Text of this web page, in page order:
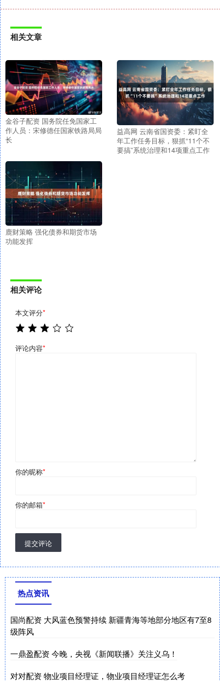
相关文章
金谷子配资 国务院任免国家工
作人员：宋修德任国家铁路局局
长
益高网 云南省国资委：紧盯全
年工作任务目标，狠抓“11个不
要搞”系统治理和14项重点工作
鹿财策略 强化债券和期货市场
功能发挥
相关评论
本文评分*
评论内容*
你的昵称*
你的邮箱*
提交评论
热点资讯
国尚配资 大风蓝色预警持续 新疆青海等地部分地区有7至8
级阵风
一鼎盈配资 今晚，央视《新闻联播》关注义乌！
对对配资 物业项目经理证，物业项目经理证怎么考